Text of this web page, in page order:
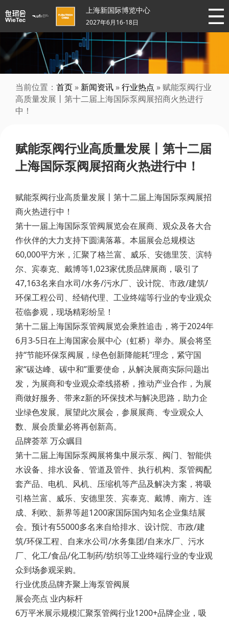
上海新国际博览中心
2027年6月16-18日
当前位置： 首页 » 新闻资讯 »行业热点 » 赋能泵阀行业
高质量发展丨第十二届上海国际泵阀展招商火热进行
中！
赋能泵阀行业高质量发展丨第十二届
上海国际泵阀展招商火热进行中！
赋能泵阀行业高质量发展丨第十二届上海国际泵阀展招
商火热进行中！
第十一届上海国际泵管阀展览会在展商、观众及各大合
作伙伴的大力支持下圆满落幕。本届展会总规模达
60,000平方米，汇聚了格兰富、威乐、安德里茨、滨特
尔、宾泰克、戴博等1,023家优质品牌展商，吸引了
47,163名来自水司/水务/污水厂、设计院、市政/建筑/
环保工程公司、经销代理、工业终端等行业的专业观众
莅临参观，现场精彩纷呈！
第十二届上海国际泵管阀展览会乘胜追击，将于2024年
6月3-5日在上海国家会展中心（虹桥）举办。展会将坚
持“节能环保泵阀展，绿色创新降能耗”理念，紧守国
家“碳达峰、碳中和”重要使命，从解决展商实际问题出
发，为展商和专业观众牵线搭桥，推动产业合作，为展
商做好服务、带来z新的环保技术与解决思路，助力企
业绿色发展。展望此次展会，参展展商、专业观众人
数、展会质量必将再创新高。
品牌荟萃 万众瞩目
第十二届上海国际泵阀展将集中展示泵、阀门、智能供
水设备、排水设备、管道及管件、执行机构、泵管阀配
套产品、电机、风机、压缩机等产品及解决方案，将吸
引格兰富、威乐、安德里茨、宾泰克、戴博、南方、连
成、利欧、新界等超1200家国际国内知名企业集结展
会。预计有55000多名来自给排水、设计院、市政/建
筑/环保工程、自来水公司/水务集团/自来水厂、污水
厂、化工/食品/化工制药/纺织等工业终端行业的专业观
众到场参观采购。
行业优质品牌齐聚上海泵管阀展
展会亮点 业内标杆
6万平米展示规模汇聚泵管阀行业1200+品牌企业，吸